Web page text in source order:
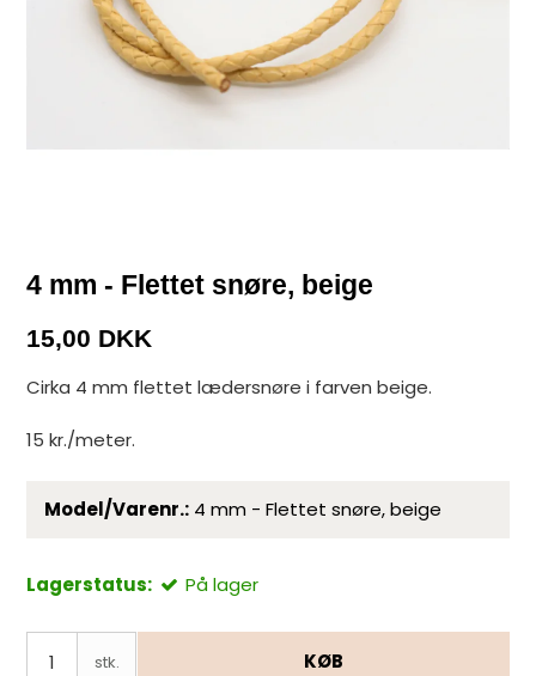
4 mm - Flettet snøre, beige
15,00 DKK
Cirka 4 mm flettet lædersnøre i farven beige.
15 kr./meter.
Model/Varenr.: 4 mm - Flettet snøre, beige
Lagerstatus: På lager
stk. KØB